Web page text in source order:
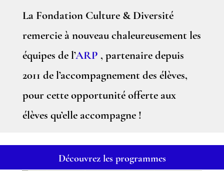
La Fondation Culture & Diversité
remercie à nouveau chaleureusement les
équipes de l’ARP , partenaire depuis
2011 de l’accompagnement des élèves,
pour cette opportunité offerte aux
élèves qu’elle accompagne !
Découvrez les programmes